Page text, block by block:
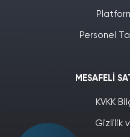
Personel
MESAFELI
KVKK
Gizlilik